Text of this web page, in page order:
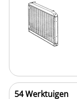
54 Werktuigen